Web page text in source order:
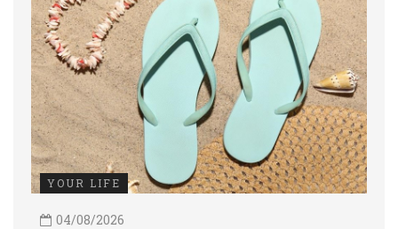
YOUR LIFE
04/08/2026